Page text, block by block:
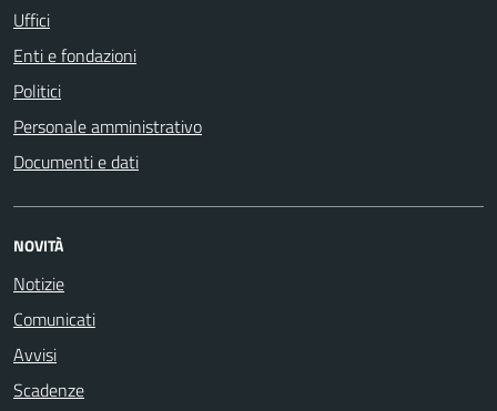
Uffici
Enti e fondazioni
Politici
Personale amministrativo
Documenti e dati
NOVITÀ
Notizie
Comunicati
Avvisi
Scadenze